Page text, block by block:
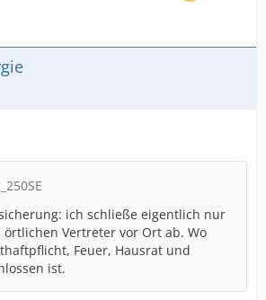
ich schließe eigentlich nur
Vertreter vor Ort ab. Wo
Feuer, Hausrat und
ist.